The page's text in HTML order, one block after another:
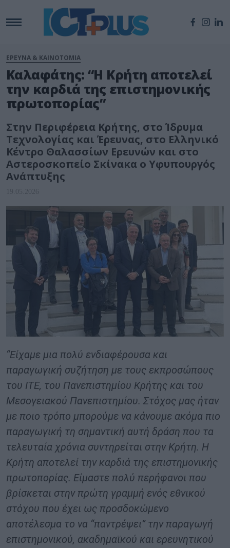
ΕΡΕΥΝΑ & ΚΑΙΝΟΤΟΜΙΑ
Καλαφάτης: “Η Κρήτη αποτελεί
την καρδιά της επιστημονικής
πρωτοπορίας”
Στην Περιφέρεια Κρήτης, στο Ίδρυμα
Τεχνολογίας και Έρευνας, στο Ελληνικό
Κέντρο Θαλασσίων Ερευνών και στο
Αστεροσκοπείο Σκίνακα ο Υφυπουργός
Ανάπτυξης
19.05.2026
“Είχαμε μια πολύ ενδιαφέρουσα και
παραγωγική συζήτηση με τους εκπροσώπους
του ΙΤΕ, του Πανεπιστημίου Κρήτης και του
Μεσογειακού Πανεπιστημίου. Στόχος μας ήταν
με ποιο τρόπο μπορούμε να κάνουμε ακόμα πιο
παραγωγική τη σημαντική αυτή δράση που τα
τελευταία χρόνια συντηρείται στην Κρήτη. Η
Κρήτη αποτελεί την καρδιά της επιστημονικής
πρωτοπορίας. Είμαστε πολύ περήφανοι που
βρίσκεται στην πρώτη γραμμή ενός εθνικού
στόχου που έχει ως προσδοκώμενο
αποτέλεσμα το να “παντρέψει” την παραγωγή
επιστημονικού, ακαδημαϊκού και ερευνητικού